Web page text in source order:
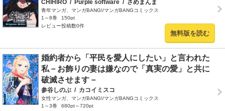
CHIHIRO / Purple software / さめまんま
青年マンガ、マンガBANG!/マンガBANGコミックス
1～8巻
150pt
レビュー投稿数0件
無料版を読む
婚約者から「平民を愛人にしたい」と言われた
私－お飾りの妻は嫌なので「真実の愛」と共に
破滅させます－
参谷しのぶ / カコイミスコ
女性マンガ、マンガBANG!/マンガBANGコミックス
1～3巻
680pt～720pt